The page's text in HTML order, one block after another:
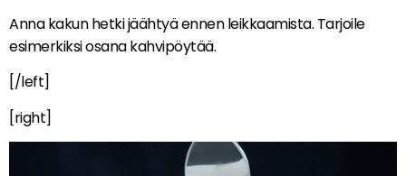
Anna kakun hetki jäähtyä ennen leikkaamista. Tarjoile
esimerkiksi osana kahvipöytää.
[/left]
[right]